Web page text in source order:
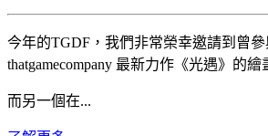
今年的TGDF，我們非常榮幸邀請到曾
thatgamecompany 最新力作《光遇》的
而另一個在...